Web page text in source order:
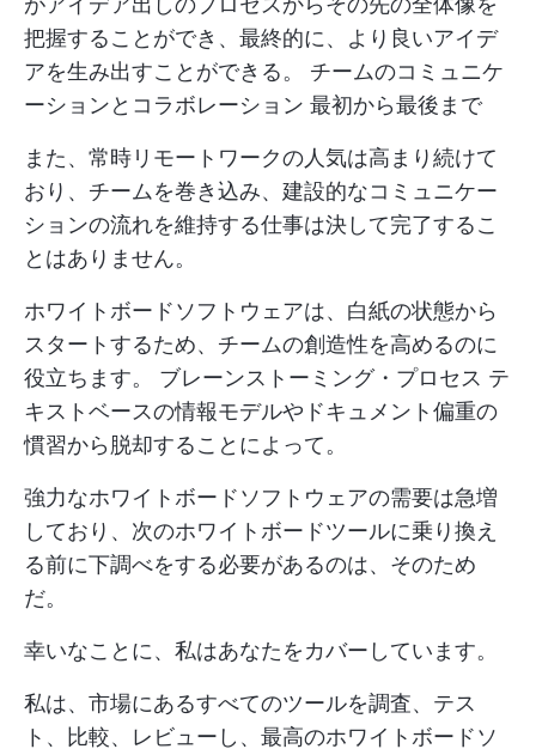
把握することができ、最終的に、より良いアイデ
アを生み出すことができる。 チームのコミュニケ
ーションとコラボレーション 最初から最後まで
また、常時リモートワークの人気は高まり続けて
おり、チームを巻き込み、建設的なコミュニケー
ションの流れを維持する仕事は決して完了するこ
とはありません。
ホワイトボードソフトウェアは、白紙の状態から
スタートするため、チームの創造性を高めるのに
役立ちます。 ブレーンストーミング・プロセス テ
キストベースの情報モデルやドキュメント偏重の
慣習から脱却することによって。
強力なホワイトボードソフトウェアの需要は急増
しており、次のホワイトボードツールに乗り換え
る前に下調べをする必要があるのは、そのため
だ。
幸いなことに、私はあなたをカバーしています。
私は、市場にあるすべてのツールを調査、テス
ト、比較、レビューし、最高のホワイトボードソ